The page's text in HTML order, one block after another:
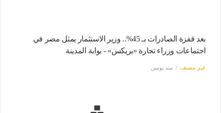
بعد قفزة الصادرات بـ 45%.. وزير الاستثمار يمثل مصر في
اجتماعات وزراء تجارة «بريكس» - بوابة المدينة
غير مصنف منذ يومين